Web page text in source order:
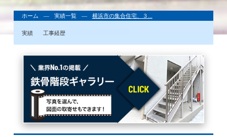
ホーム 実績一覧 横浜市の集合住宅、３...
実績 工事経歴